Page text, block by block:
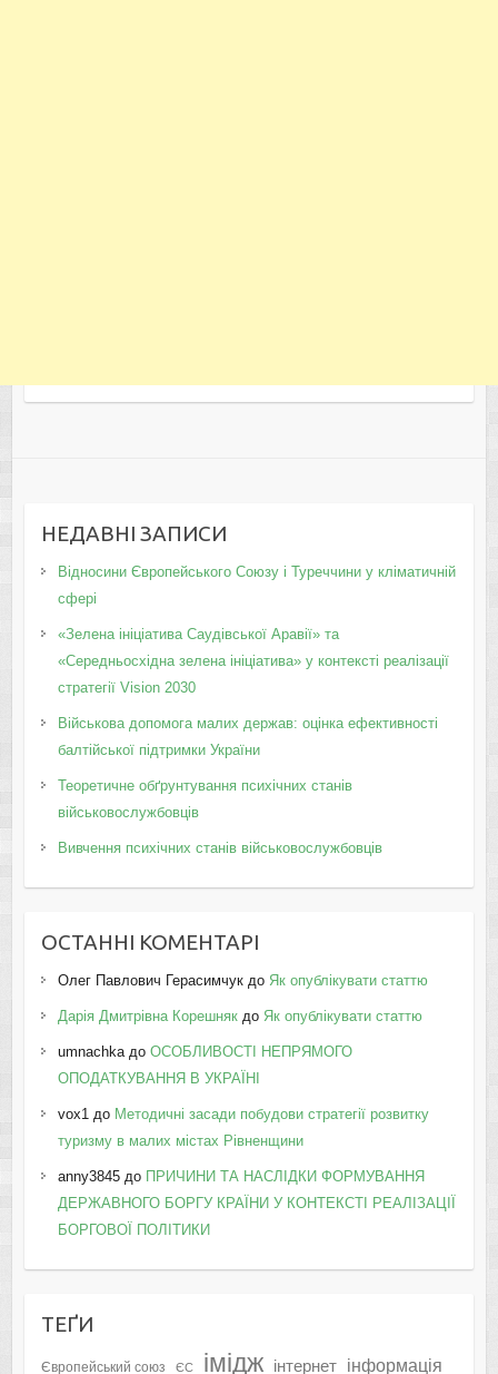
НЕДАВНІ ЗАПИСИ
Відносини Європейського Союзу і Туреччини у кліматичній
сфері
«Зелена ініціатива Саудівської Аравії» та
«Середньосхідна зелена ініціатива» у контексті реалізації
стратегії Vision 2030
Військова допомога малих держав: оцінка ефективності
балтійської підтримки України
Теоретичне обґрунтування психічних станів
військовослужбовців
Вивчення психічних станів військовослужбовців
ОСТАННІ КОМЕНТАРІ
Олег Павлович Герасимчукдо Як опублікувати статтю
Дарія Дмитрівна Корешнякдо Як опублікувати статтю
umnachkaдо ОСОБЛИВОСТІ НЕПРЯМОГО
ОПОДАТКУВАННЯ В УКРАЇНІ
vox1до Методичні засади побудови стратегії розвитку
туризму в малих містах Рівненщини
anny3845до ПРИЧИНИ ТА НАСЛІДКИ ФОРМУВАННЯ
ДЕРЖАВНОГО БОРГУ КРАЇНИ У КОНТЕКСТІ РЕАЛІЗАЦІЇ
БОРГОВОЇ ПОЛІТИКИ
ТЕҐИ
Європейський союз ЄС імідж інтернет інформація